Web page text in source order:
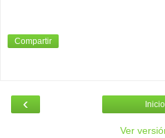
Compartir
‹ Inicio
Ver